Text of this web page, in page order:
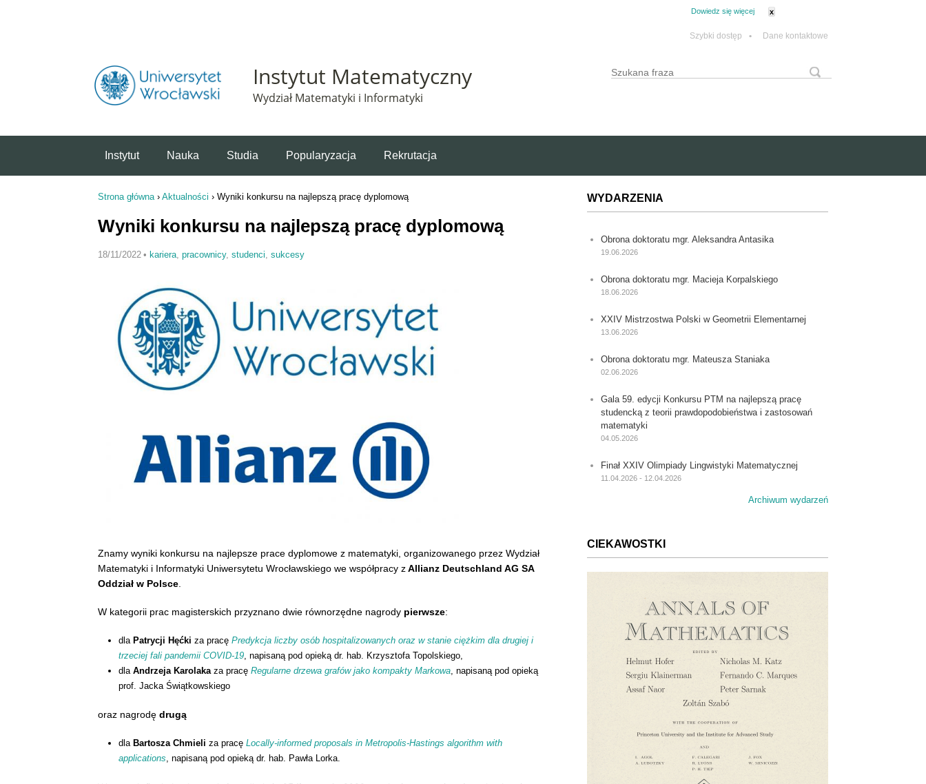
Dowiedz się więcej x
Szybki dostęp • Dane kontaktowe
Instytut Matematyczny
Wydział Matematyki i Informatyki
Formularz wyszukiwania
Wyszukaj
Instytut Nauka Studia Popularyzacja Rekrutacja
Strona główna› Aktualności › Wyniki konkursu na najlepszą pracę dyplomową
Wyniki konkursu na najlepszą pracę dyplomową
18/11/2022 • kariera, pracownicy, studenci, sukcesy
Znamy wyniki konkursu na najlepsze prace dyplomowe z matematyki, organizowanego przez Wydział
Matematyki i Informatyki Uniwersytetu Wrocławskiego we współpracy zAllianz Deutschland AG SA
Oddział w Polsce
W kategorii prac magisterskich przyznano dwie równorzędne nagrody pierwsze:
dla Patrycji Hęćki za pracę Predykcja liczby osób hospitalizowanych oraz w stanie ciężkim dla drugiej i
trzeciej fali pandemii COVID-19 , napisaną pod opieką dr. hab. Krzysztofa Topolskiego,
dla Andrzeja Karolaka za pracę Regularne drzewa grafów jako kompakty Markowa , napisaną pod opieką
prof. Jacka Świątkowskiego
oraz nagrodę drugą
dla Bartosza Chmieli za pracę Locally-informed proposals in Metropolis-Hastings algorithm with
applications , napisaną pod opieką dr. hab. Pawła Lorka.
WYDARZENIA
Obrona doktoratu mgr. Aleksandra Antasika
19.06.2026
Obrona doktoratu mgr. Macieja Korpalskiego
18.06.2026
XXIV Mistrzostwa Polski w Geometrii Elementarnej
13.06.2026
Obrona doktoratu mgr. Mateusza Staniaka
02.06.2026
Gala 59. edycji Konkursu PTM na najlepszą pracę
studencką z teorii prawdopodobieństwa i zastosowań
matematyki
04.05.2026
Finał XXIV Olimpiady Lingwistyki Matematycznej
11.04.2026 - 12.04.2026
Archiwum wydarzeń
CIEKAWOSTKI